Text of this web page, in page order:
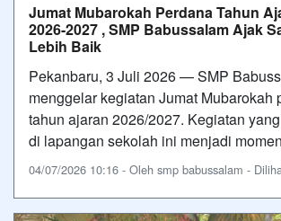
Jumat Mubarokah Perdana Tahun
2026-2027 , SMP Babussalam Ajak
Lebih Baik
Pekanbaru, 3 Juli 2026 — SMP
menggelar kegiatan Jumat Mubarokah
tahun ajaran 2026/2027. Kegiatan
di lapangan sekolah ini menjadi
04/07/2026 10:16 - Oleh smp babussalam -